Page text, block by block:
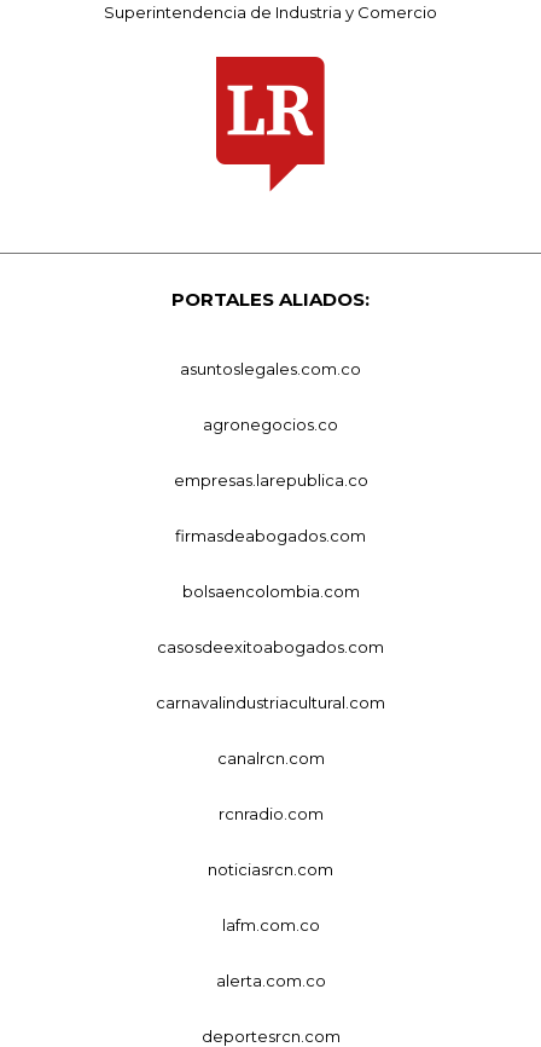
Superintendencia de Industria y Comercio
PORTALES ALIADOS:
asuntoslegales.com.co
agronegocios.co
empresas.larepublica.co
firmasdeabogados.com
bolsaencolombia.com
casosdeexitoabogados.com
carnavalindustriacultural.com
canalrcn.com
rcnradio.com
noticiasrcn.com
lafm.com.co
alerta.com.co
deportesrcn.com